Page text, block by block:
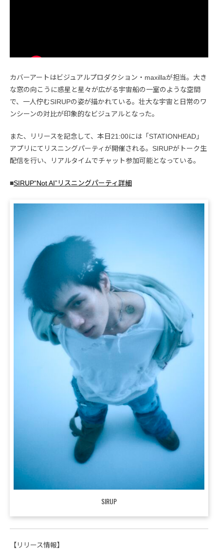
カバーアートはビジュアルプロダクション・maxillaが担当。大き
な窓の向こうに惑星と星々が広がる宇宙船の一室のような空間
で、一人佇むSIRUPの姿が描かれている。壮大な宇宙と日常のワ
ンシーンの対比が印象的なビジュアルとなった。
また、リリースを記念して、本日21:00には「STATIONHEAD」
アプリにてリスニングパーティが開催される。SIRUPがトーク生
配信を行い、リアルタイムでチャット参加可能となっている。
■SIRUP“Not AI”リスニングパーティ詳細
SIRUP
【リリース情報】